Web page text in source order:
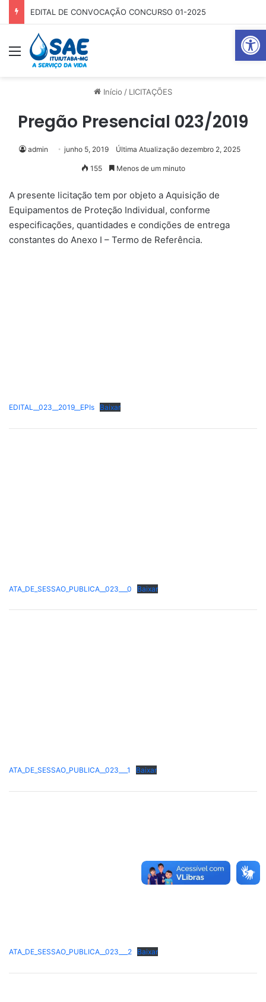
Abrir
EDITAL DE CONVOCAÇÃO CONCURSO 01-2025
Menu
Início / LICITAÇÕES
Pregão Presencial 023/2019
admin junho 5, 2019 Última Atualização dezembro 2, 2025
155 Menos de um minuto
A presente licitação tem por objeto a Aquisição de
Equipamentos de Proteção Individual, conforme
especificações, quantidades e condições de entrega
constantes do Anexo I – Termo de Referência.
EDITAL__023__2019__EPIs Baixar
ATA_DE_SESSAO_PUBLICA__023___0 Baixar
ATA_DE_SESSAO_PUBLICA__023___1 Baixar
ATA_DE_SESSAO_PUBLICA__023___2 Baixar